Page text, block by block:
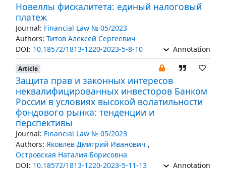
Новеллы фискалитета: единый налоговый
платеж
Journal: Financial Law № 05/2023
Authors: Титов Алексей Сергеевич
DOI: 10.18572/1813-1220-2023-5-8-10 Annotation
Article
Защита прав и законных интересов
неквалифицированных инвесторов Банком
России в условиях высокой волатильности
фондового рынка: тенденции и
перспективы
Journal: Financial Law № 05/2023
Authors: Яковлев Дмитрий Иванович ,
Островская Наталия Борисовна
DOI: 10.18572/1813-1220-2023-5-11-13 Annotation